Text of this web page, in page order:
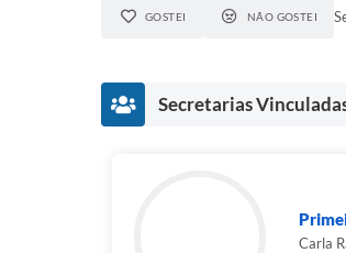
GOSTEI NÃO GOSTEI
Secretarias
Carla